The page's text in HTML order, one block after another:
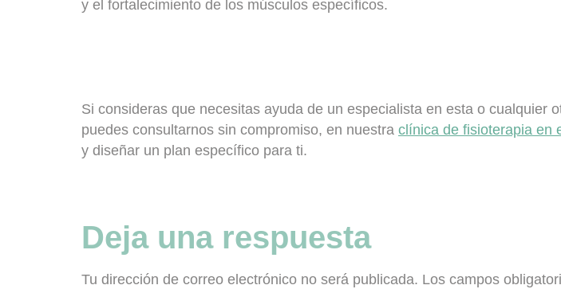
y el fortalecimiento de los músculos específicos.
Si consideras que necesitas ayuda de un especialista en esta o cualquier
puedes consultarnos sin compromiso, en nuestra clínica de fisioterapia en
y diseñar un plan específico para ti.
Deja una respuesta
Tu dirección de correo electrónico no será publicada. Los campos